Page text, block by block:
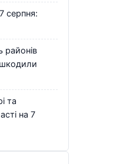
серпня:
районів
та
на 7